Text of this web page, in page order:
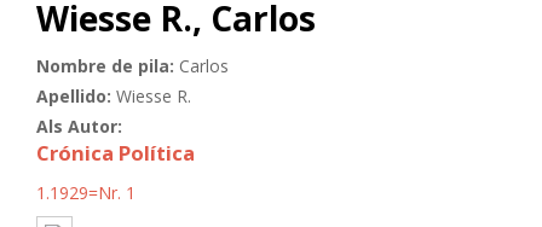
Wiesse R., Carlos
Nombre de pila: Carlos
Apellido: Wiesse R.
Als Autor:
Crónica Política
1.1929=Nr. 1